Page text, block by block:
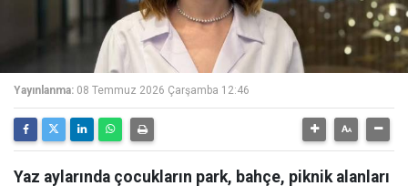
Yayınlanma: 08 Temmuz 2026 Çarşamba 12:46
Yaz aylarında çocukların park, bahçe, piknik alanları